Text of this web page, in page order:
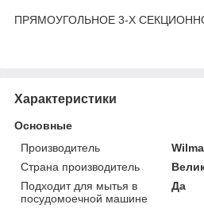
ПРЯМОУГОЛЬНОЕ 3-Х
Характеристики
Основные
Производитель
Страна производитель
Подходит для мытья в
посудомоечной машине
Да